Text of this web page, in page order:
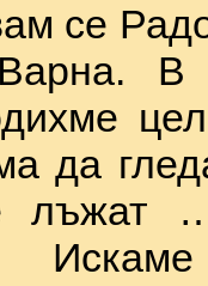
се
В
да